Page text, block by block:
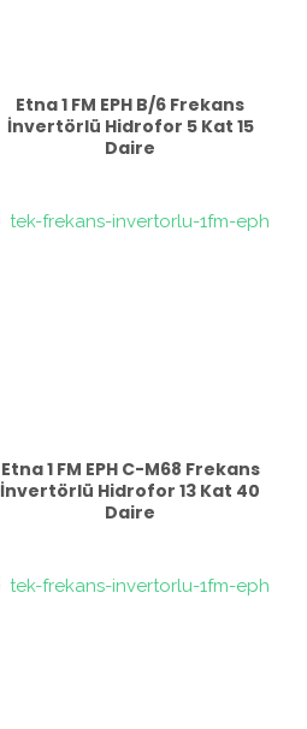
Etna 1 FM EPH B/6 Frekans
İnvertörlü Hidrofor 5 Kat 15
Daire
Etna 1 FM EPH C-M68 Frekans
İnvertörlü Hidrofor 13 Kat 40
Daire